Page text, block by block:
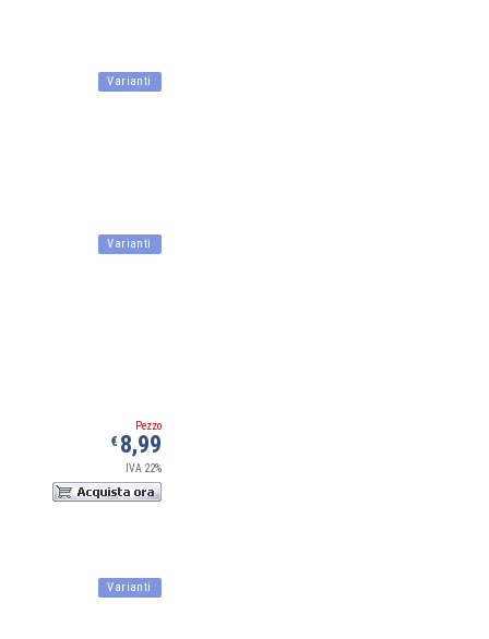
Varianti
Varianti
Pezzo
€ 8,99
IVA 22%
Varianti